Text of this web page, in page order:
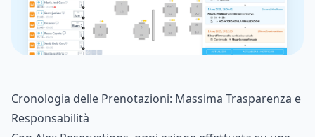
Cronologia delle Prenotazioni: Massima Trasparenza e
Responsabilità